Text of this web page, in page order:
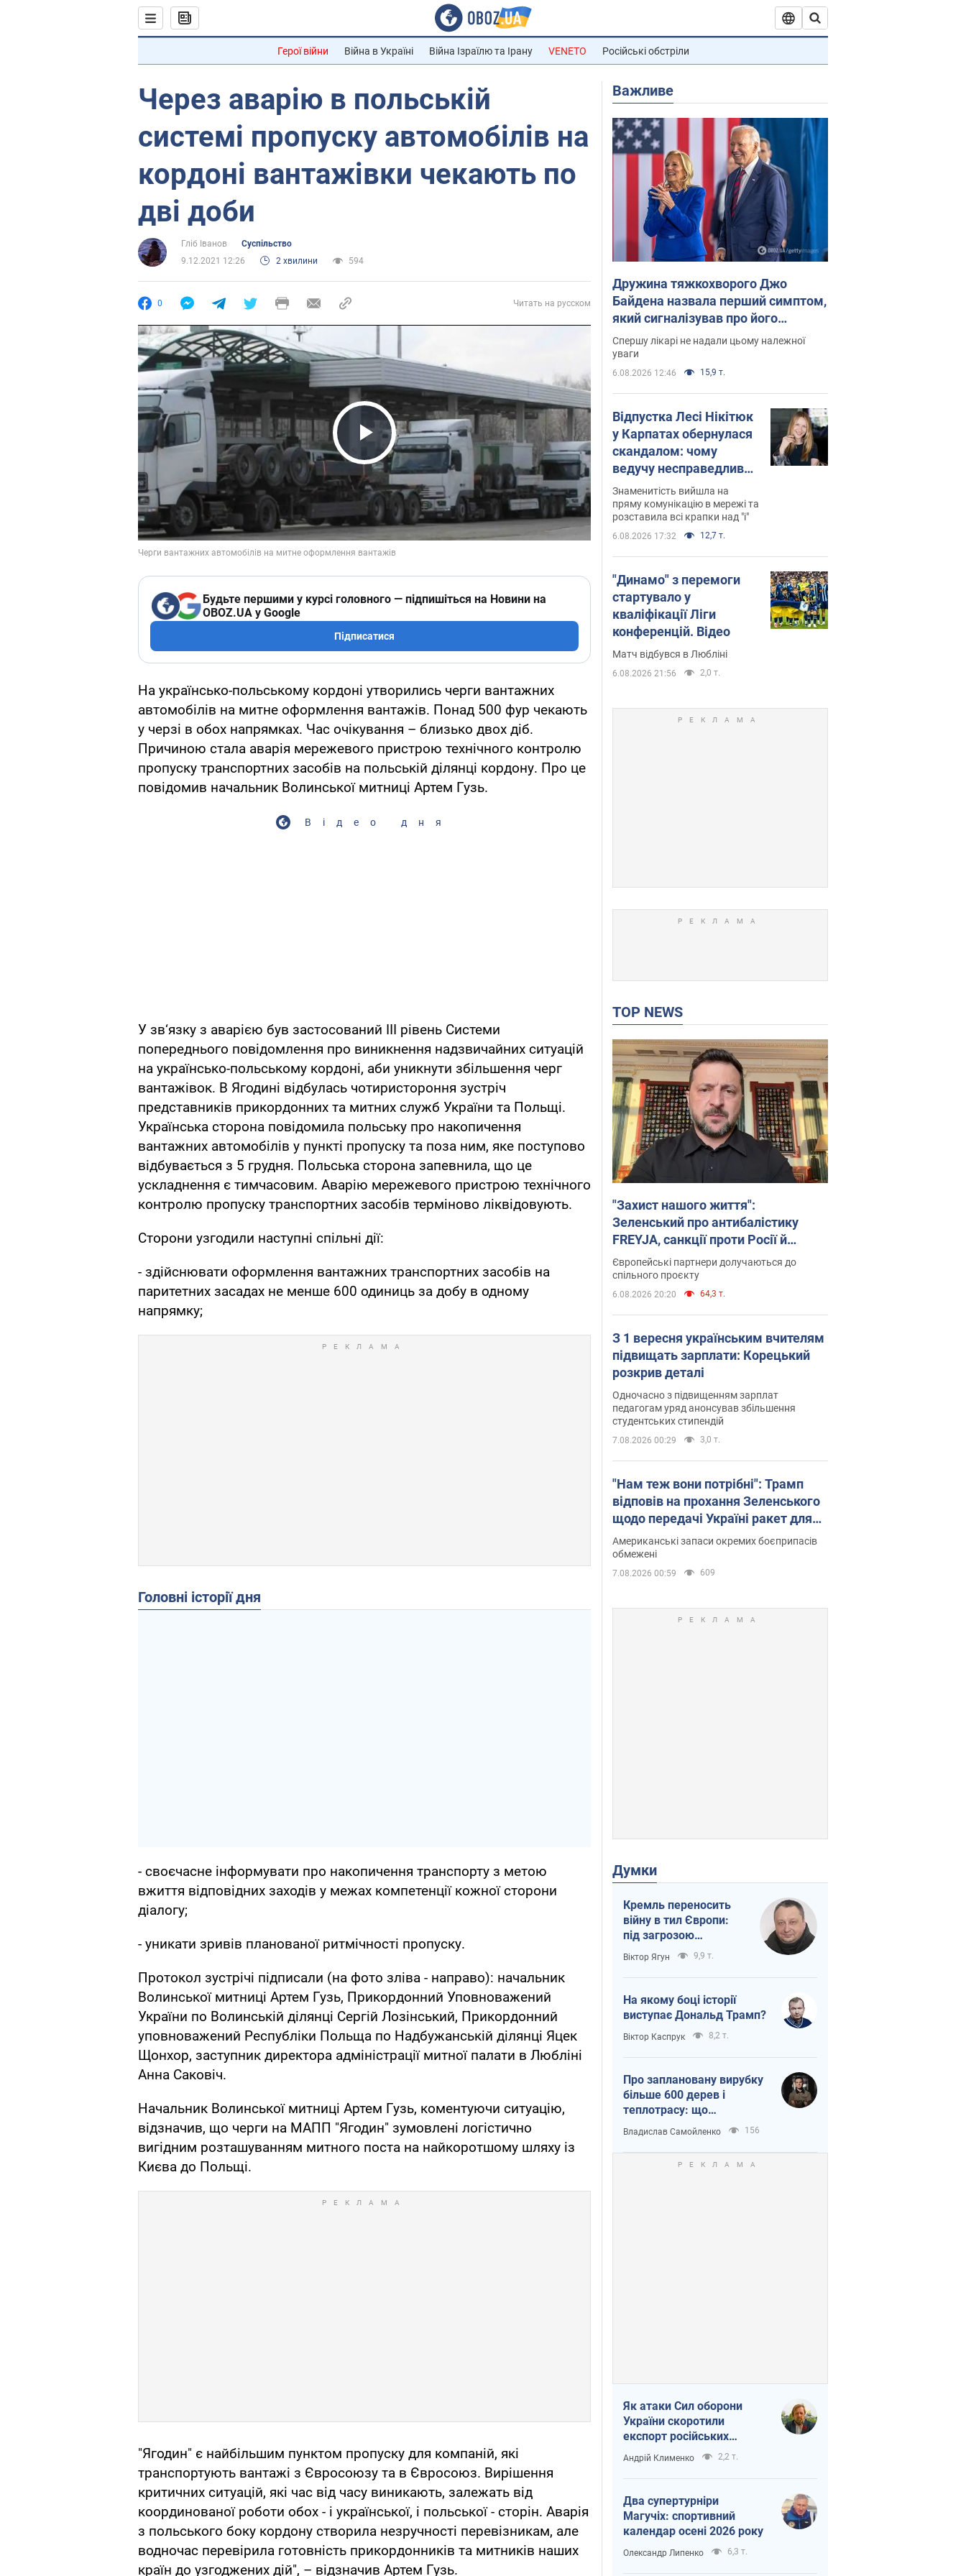
Герої війни Війна в Україні Війна Ізраїлю та Ірану VENETO Російські обстріли
Через аварію в польській
системі пропуску автомобілів на
кордоні вантажівки чекають по
дві доби
Гліб Іванов
Суспільство
9.12.2021 12:26
2 хвилини 594
0 Читать на русском
Play Video
Будьте першими у курсі головного — підпишіться на Новини на
OBOZ.UA у Google
Підписатися
На українсько-польському кордоні утворились черги вантажних
автомобілів на митне оформлення вантажів. Понад 500 фур чекають
у черзі в обох напрямках. Час очікування – близько двох діб.
Причиною стала аварія мережевого пристрою технічного контролю
пропуску транспортних засобів на польській ділянці кордону. Про це
повідомив начальник Волинської митниці Артем Гузь.
Відео дня
У зв‘язку з аварією був застосований ІІІ рівень Системи
попереднього повідомлення про виникнення надзвичайних ситуацій
на українсько-польському кордоні, аби уникнути збільшення черг
вантажівок. В Ягодині відбулась чотиристороння зустріч
представників прикордонних та митних служб України та Польщі.
Українська сторона повідомила польську про накопичення
вантажних автомобілів у пункті пропуску та поза ним, яке поступово
відбувається з 5 грудня. Польська сторона запевнила, що це
ускладнення є тимчасовим. Аварію мережевого пристрою технічного
контролю пропуску транспортних засобів терміново ліквідовують.
Сторони узгодили наступні спільні дії:
- здійснювати оформлення вантажних транспортних засобів на
паритетних засадах не менше 600 одиниць за добу в одному
напрямку;
Головні історії дня
- своєчасне інформувати про накопичення транспорту з метою
вжиття відповідних заходів у межах компетенції кожної сторони
діалогу;
- уникати зривів планованої ритмічності пропуску.
Протокол зустрічі підписали (на фото зліва - направо): начальник
Волинської митниці Артем Гузь, Прикордонний Уповноважений
України по Волинській ділянці Сергій Лозінський, Прикордонний
уповноважений Республіки Польща по Надбужанській ділянці Яцек
Щонхор, заступник директора адміністрації митної палати в Любліні
Анна Саковіч.
Начальник Волинської митниці Артем Гузь, коментуючи ситуацію,
відзначив, що черги на МАПП "Ягодин" зумовлені логістично
вигідним розташуванням митного поста на найкоротшому шляху із
Києва до Польщі.
"Ягодин" є найбільшим пунктом пропуску для компаній, які
транспортують вантажі з Євросоюзу та в Євросоюз. Вирішення
критичних ситуацій, які час від часу виникають, залежать від
координованої роботи обох - і української, і польської - сторін. Аварія
з польського боку кордону створила незручності перевізникам, але
водночас перевірила готовність прикордонників та митників наших
країн до узгоджених дій", – відзначив Артем Гузь.
Важливе
Дружина тяжкохворого Джо
Байдена назвала перший симптом,
який сигналізував про його
"агресивний" рак
Спершу лікарі не надали цьому належної
уваги
6.08.2026 12:46 15,9 т.
Відпустка Лесі Нікітюк
у Карпатах обернулася
скандалом: чому
ведучу несправедливо
захейтили
Знаменитість вийшла на
пряму комунікацію в мережі та
розставила всі крапки над "і"
6.08.2026 17:32 12,7 т.
"Динамо" з перемоги
стартувало у
кваліфікації Ліги
конференцій. Відео
Матч відбувся в Любліні
6.08.2026 21:56 2,0 т.
TOP NEWS
"Захист нашого життя":
Зеленський про антибалістику
FREYJA, санкції проти Росії й
підтримку аграріїв. Відео
Європейські партнери долучаються до
спільного проєкту
6.08.2026 20:20 64,3 т.
З 1 вересня українським вчителям
підвищать зарплати: Корецький
розкрив деталі
Одночасно з підвищенням зарплат
педагогам уряд анонсував збільшення
студентських стипендій
7.08.2026 00:29 3,0 т.
"Нам теж вони потрібні": Трамп
відповів на прохання Зеленського
щодо передачі Україні ракет для
Patriot
Американські запаси окремих боєприпасів
обмежені
7.08.2026 00:59 609
Думки
Кремль переносить
війну в тил Європи:
під загрозою
критична логістика
Віктор Ягун 9,9 т.
На якому боці історії
виступає Дональд Трамп?
Віктор Каспрук 8,2 т.
Про заплановану вирубку
більше 600 дерев і
теплотрасу: що
відбувається на Теремках
у Києві
Владислав Самойленко 156
Як атаки Сил оборони
України скоротили
експорт російських
нафтопродуктів
Андрій Клименко 2,2 т.
Два супертурніри
Магучіх: спортивний
календар осені 2026 року
Олександр Липенко 6,3 т.